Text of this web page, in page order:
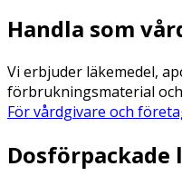
Handla som
Vi erbjuder läkemedel,
förbrukningsmaterial
För vårdgivare och
Dosförpackade